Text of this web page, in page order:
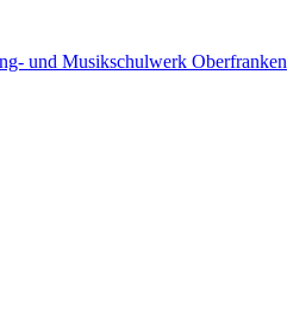
und Musikschulwerk Oberfranken